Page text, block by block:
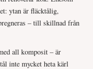
ytan är fläcktålig,
– till skillnad från
all komposit – är
inte mycket heta kärl